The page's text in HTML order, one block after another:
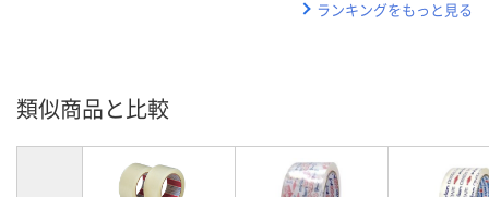
ランキングをもっと見る
類似商品と比較